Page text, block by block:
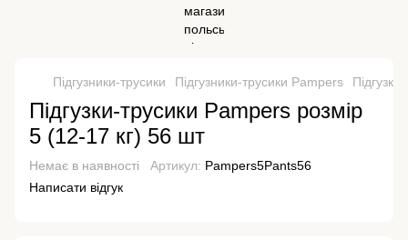
Підгузники-трусики Підгузники-трусики Pampers
Підгузки-трусики Pampers розмір
5 (12-17 кг) 56 шт
Немає в наявності Артикул: Pampers5Pants56
Написати відгук